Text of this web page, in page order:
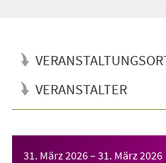
VERANSTALTER
31. März 2026– 31. März 2026